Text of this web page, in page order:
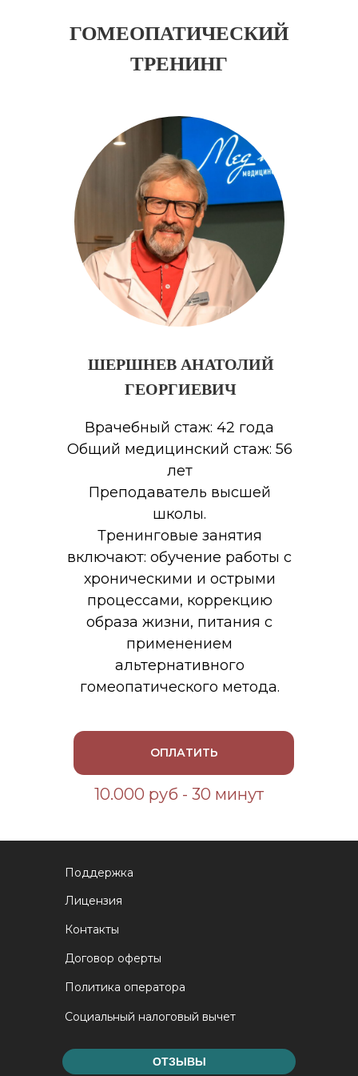
ГОМЕОПАТИЧЕСКИЙ
ТРЕНИНГ
Врачебный стаж: 42 года
Общий медицинский стаж: 56
лет
Преподаватель высшей
школы.
Тренинговые занятия
включают: обучение работы с
хроническими и острыми
процессами, коррекцию
образа жизни, питания с
применением
альтернативного
гомеопатического метода.
ШЕРШНЕВ АНАТОЛИЙ
ГЕОРГИЕВИЧ
ОПЛАТИТЬ
10.000 руб - 30 минут
Договор оферты
Политика оператора
Социальный налоговый вычет
Контакты
Поддержка
Лицензия
ОТЗЫВЫ